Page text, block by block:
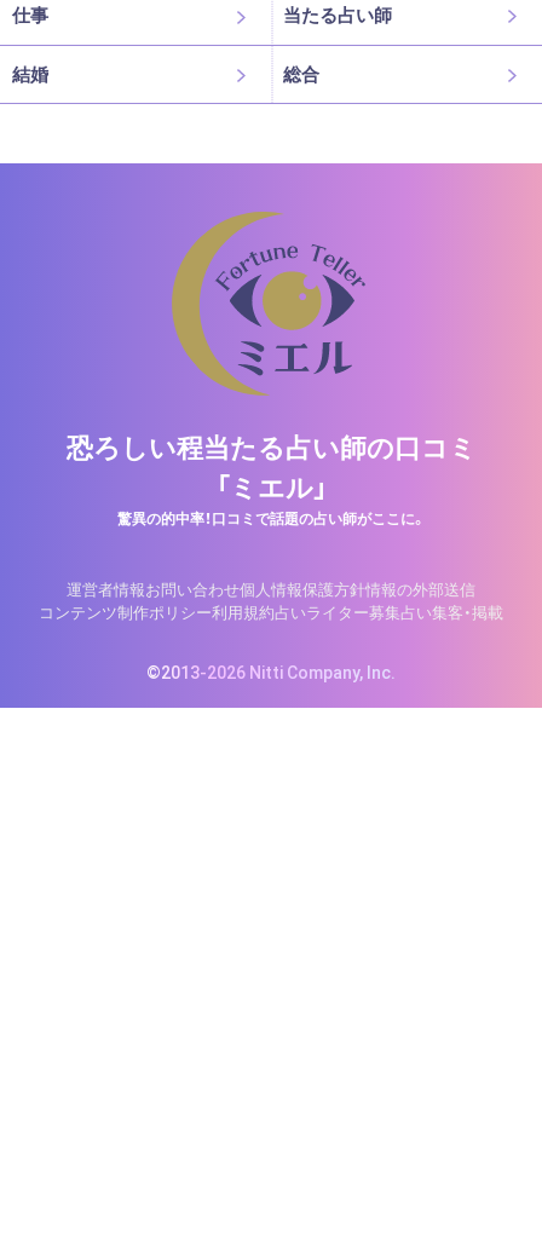
仕事 当たる占い師
結婚 総合
恐ろしい程当たる占い師の口コミ
「ミエル」
驚異の的中率！口コミで話題の占い師がここに。
運営者情報お問い合わせ個人情報保護方針情報の外部送信
コンテンツ制作ポリシー利用規約占いライター募集占い集客・掲載
©2013-2026 Nitti Company, Inc.